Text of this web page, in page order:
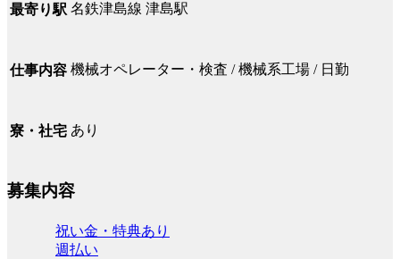
最寄り駅 名鉄津島線 津島駅
仕事内容 機械オペレーター・検査 / 機械系工場 / 日勤
寮・社宅 あり
募集内容
祝い金・特典あり
週払い